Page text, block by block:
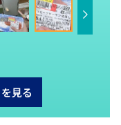
見る